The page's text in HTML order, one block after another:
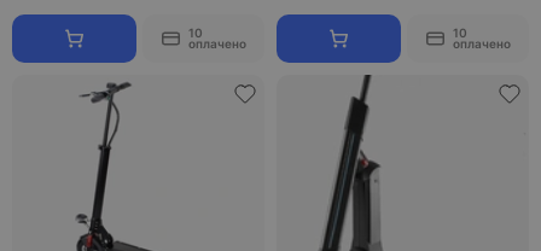
10
оплачено
10
оплачено